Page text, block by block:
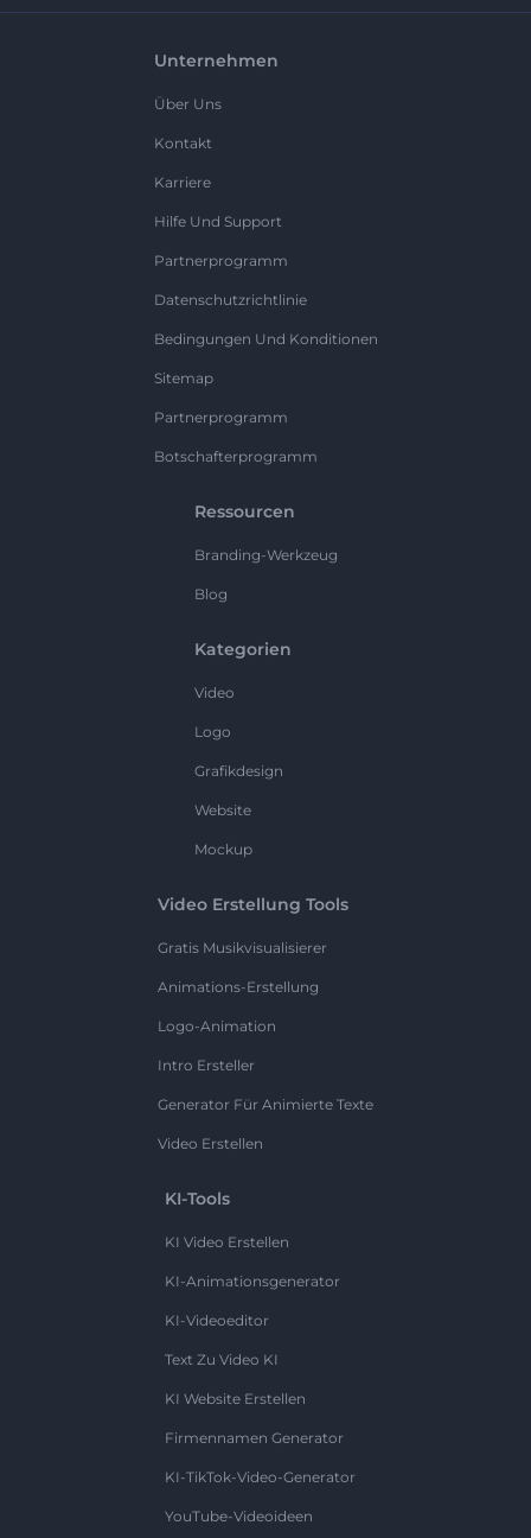
Unternehmen
Über Uns
Kontakt
Karriere
Hilfe Und Support
Partnerprogramm
Datenschutzrichtlinie
Bedingungen Und Konditionen
Sitemap
Partnerprogramm
Botschafterprogramm
Ressourcen
Branding-Werkzeug
Blog
Kategorien
Video
Logo
Grafikdesign
Website
Mockup
Video Erstellung Tools
Gratis Musikvisualisierer
Animations-Erstellung
Logo-Animation
Intro Ersteller
Generator Für Animierte Texte
Video Erstellen
KI-Tools
KI Video Erstellen
KI-Animationsgenerator
KI-Videoeditor
Text Zu Video KI
KI Website Erstellen
Firmennamen Generator
KI-TikTok-Video-Generator
YouTube-Videoideen